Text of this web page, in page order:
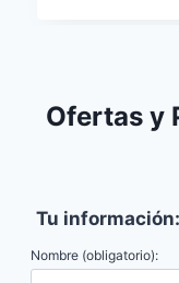
Ofertas y
Tu información:
Nombre (obligatorio):